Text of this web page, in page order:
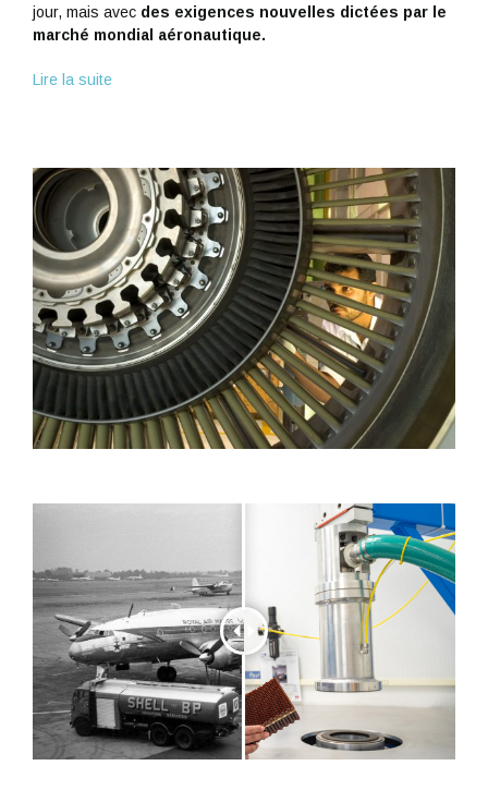
jour, mais avec des exigences nouvelles dictées par le
marché mondial aéronautique.
Lire la suite